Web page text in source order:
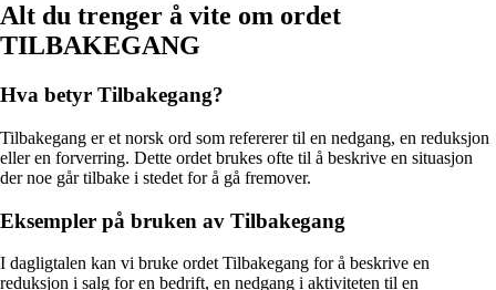
Alt du trenger å vite om ordet
TILBAKEGANG
Hva betyr Tilbakegang?
Tilbakegang er et norsk ord som refererer til en nedgang, en reduksjon
eller en forverring. Dette ordet brukes ofte til å beskrive en situasjon
der noe går tilbake i stedet for å gå fremover.
Eksempler på bruken av Tilbakegang
I dagligtalen kan vi bruke ordet Tilbakegang for å beskrive en
reduksjon i salg for en bedrift, en nedgang i aktiviteten til en